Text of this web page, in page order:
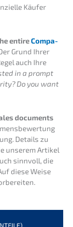
Käufer
entireCompa­
Grund Ihrer
auch Ihre
in a prompt
Do you want
documents
Details zu
unserem Artikel
sinnvoll, die
diese Weise